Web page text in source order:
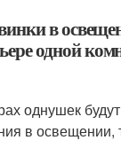
в
одной
однушек
в освещении,